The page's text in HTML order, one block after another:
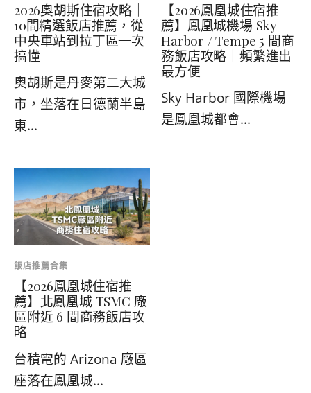
2026奧胡斯住宿攻略｜
10間精選飯店推薦，從
中央車站到拉丁區一次
搞懂
奧胡斯是丹麥第二大城
市，坐落在日德蘭半島
東...
【2026鳳凰城住宿推
薦】鳳凰城機場 Sky
Harbor / Tempe 5 間商
務飯店攻略｜頻繁進出
最方便
Sky Harbor 國際機場
是鳳凰城都會...
飯店推薦合集
【2026鳳凰城住宿推
薦】北鳳凰城 TSMC 廠
區附近 6 間商務飯店攻
略
台積電的 Arizona 廠區
座落在鳳凰城...